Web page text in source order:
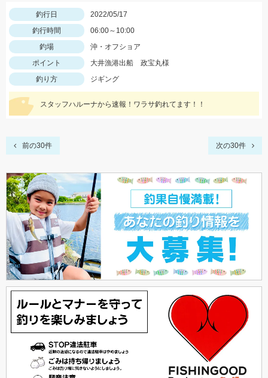
釣行日
2022/05/17
釣行時間
06:00～10:00
釣場
沖・オフショア
ポイント
大井漁港出船 政宝丸様
釣り方
ジギング
スタッフハルーナから速報！ワラサ釣れてます！！
前の30件 次の30件